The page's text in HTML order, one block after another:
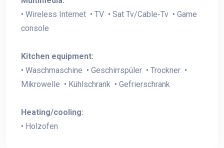
• Wireless Internet • TV • Sat Tv/Cable-Tv • Game
console
Kitchen equipment:
• Waschmaschine • Geschirrspüler • Trockner •
Mikrowelle • Kühlschrank • Gefrierschrank
Heating/cooling:
• Holzofen